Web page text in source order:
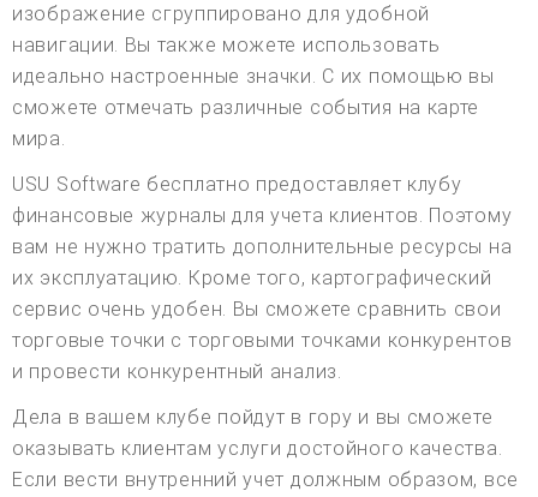
изображение сгруппировано для удобной
навигации. Вы также можете использовать
идеально настроенные значки. С их помощью вы
сможете отмечать различные события на карте
мира.
USU Software бесплатно предоставляет клубу
финансовые журналы для учета клиентов. Поэтому
вам не нужно тратить дополнительные ресурсы на
их эксплуатацию. Кроме того, картографический
сервис очень удобен. Вы сможете сравнить свои
торговые точки с торговыми точками конкурентов
и провести конкурентный анализ.
Дела в вашем клубе пойдут в гору и вы сможете
оказывать клиентам услуги достойного качества.
Если вести внутренний учет должным образом, все